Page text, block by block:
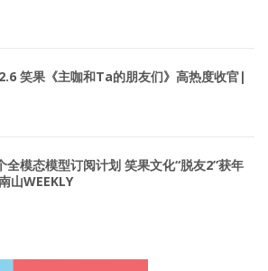
笑果《主咖和Ta的朋友们》高热度收官|
模态模型订阅计划 笑果文化“脱友2”获年
山WEEKLY